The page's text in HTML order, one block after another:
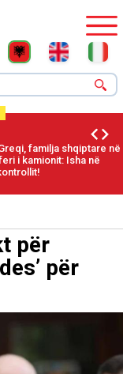
familja shqiptare në
i kamionit: Isha në
për
për